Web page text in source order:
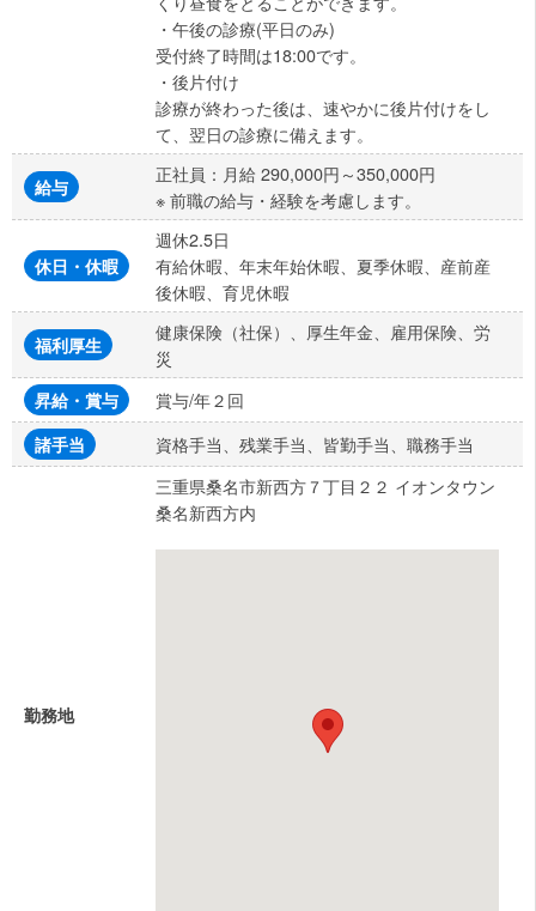
・午後の診療(平日のみ)
受付終了時間は18:00です。
・後片付け
診療が終わった後は、速やかに後片付けをし
て、翌日の診療に備えます。
給与
正社員：月給 290,000円～350,000円
※ 前職の給与・経験を考慮します。
休日・休暇
週休2.5日
有給休暇、年末年始休暇、夏季休暇、産前産
後休暇、育児休暇
福利厚生
健康保険（社保）、厚生年金、雇用保険、労
災
昇給・賞与 賞与/年２回
諸手当 資格手当、残業手当、皆勤手当、職務手当
勤務地
三重県桑名市新西方７丁目２２ イオンタウン
桑名新西方内